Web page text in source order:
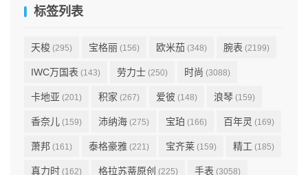
标签列表
天梭 (295) 宝格丽 (156) 欧米茄 (348) 腕表 (2199)
IWC万国表 (143) 劳力士 (250) 时尚 (3088)
卡地亚 (201) 积家 (267) 爱彼 (148) 浪琴 (159)
香奈儿 (159) 沛纳海 (275) 宝珀 (166) 百年灵 (169)
萧邦 (161) 泰格豪雅 (221) 宝齐莱 (159) 精工 (185)
真力时 (162) 格拉苏蒂原创 (225) 手表 (3058)